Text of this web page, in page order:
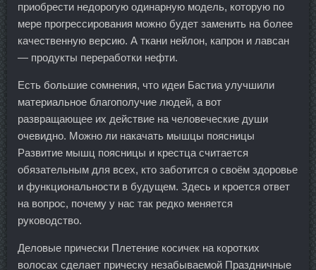
приобрести недорогую одинарную модель, которую по
мере прогрессирования можно будет заменить на более
качественную версию. А ткани нейлон, капрон и лавсан
— продукты переработки нефти.
Есть большие сомнения, что идеи Бастиа улучшили
материальное благополучие людей, а вот
развращающее их действие на человеческие души
очевидно. Можно ли накачать мышцы поясницы
Развитие мышц поясницы и крестца считается
обязательным для всех, кто заботится о своём здоровье
и функциональности в будущем. Здесь и кроется ответ
на вопрос, почему у нас так редко меняется
руководство.
Деловые прически Плетение косичек на коротких
волосах сделает прическу незабываемой Праздничные